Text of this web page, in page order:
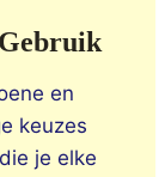
en
keuzes
je elke